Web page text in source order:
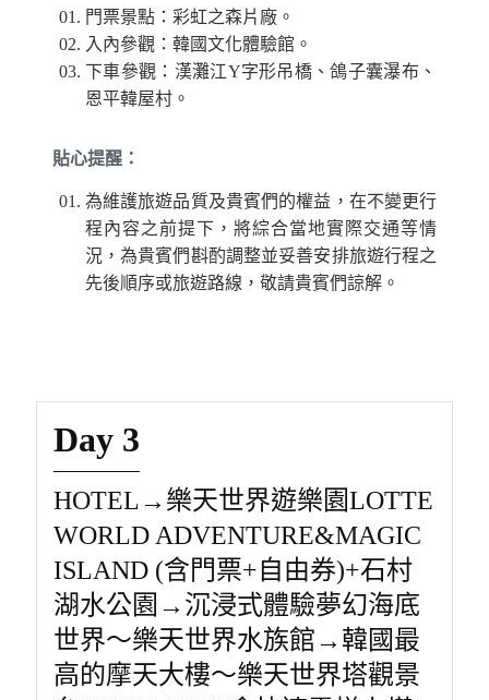
門票景點：彩虹之森片廠。
入內參觀：韓國文化體驗館。
下車參觀：漢灘江Y字形吊橋、鴿子囊瀑布、
恩平韓屋村。
貼心提醒：
為維護旅遊品質及貴賓們的權益，在不變更行
程內容之前提下，將綜合當地實際交通等情
況，為貴賓們斟酌調整並妥善安排旅遊行程之
先後順序或旅遊路線，敬請貴賓們諒解。
Day 3
HOTEL→樂天世界遊樂園LOTTE
WORLD ADVENTURE&MAGIC
ISLAND (含門票+自由券)+石村
湖水公園→沉浸式體驗夢幻海底
世界～樂天世界水族館→韓國最
高的摩天大樓～樂天世界塔觀景